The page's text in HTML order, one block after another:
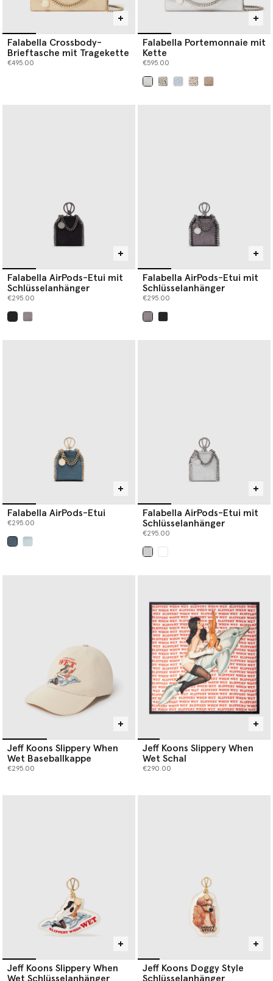
Falabella Crossbody-
Brieftasche mit Tragekette
€495.00
Falabella Portemonnaie mit
Kette
€595.00
Falabella AirPods-Etui mit
Schlüsselanhänger
€295.00
Falabella AirPods-Etui mit
Schlüsselanhänger
€295.00
Falabella AirPods-Etui
€295.00
Falabella AirPods-Etui mit
Schlüsselanhänger
€295.00
Jeff Koons Slippery When
Wet Baseballkappe
€295.00
Jeff Koons Slippery When
Wet Schal
€290.00
Jeff Koons Slippery When
Wet Schlüsselanhänger
Jeff Koons Doggy Style
Schlüsselanhänger